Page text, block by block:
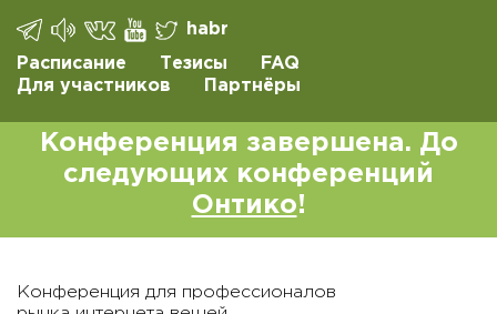
habr
Расписание Тезисы
FAQ
Для участников
Партнёры
Конференция завершена. До
следующих конференций
Онтико!
Конференция для профессионалов